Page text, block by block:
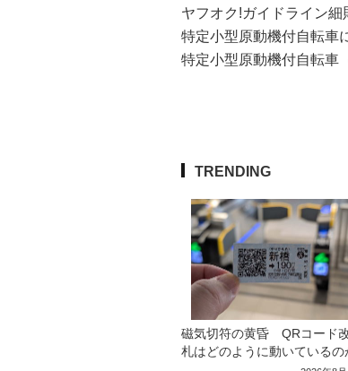
ヤフオク!ガイドライン細
特定小型原動機付自転車
特定小型原動機付自転車
TRENDING
磁気切符の黄昏 QRコード
札はどのように動いているの